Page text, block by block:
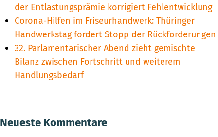
der Entlastungsprämie korrigiert Fehlentwicklung
Corona-Hilfen im Friseurhandwerk: Thüringer
Handwerkstag fordert Stopp der Rückforderungen
32. Parlamentarischer Abend zieht gemischte
Bilanz zwischen Fortschritt und weiterem
Handlungsbedarf
Neueste Kommentare